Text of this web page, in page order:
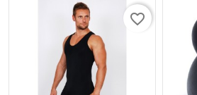
favorite_border